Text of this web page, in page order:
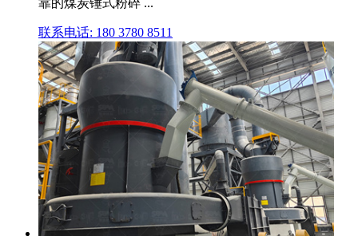
联系电话: 180 3780 8511